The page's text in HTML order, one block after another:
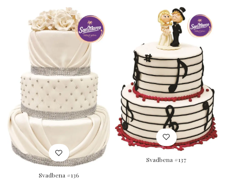
Svadbena #136
Svadbena #137